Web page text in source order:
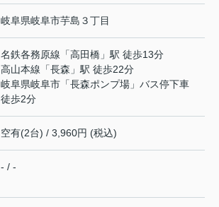
岐阜県岐阜市芋島 ３丁目
名鉄各務原線 「高田橋 」駅 徒歩13分
高山本線 「長森 」駅 徒歩22分
岐阜県岐阜市「長森ポンプ場」バス停下車
徒歩2分
空有(2台) / 3,960円 (税込)
- / -